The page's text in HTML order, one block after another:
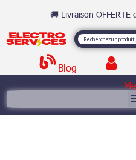
🚚 Livraison OFFERTE
Blog